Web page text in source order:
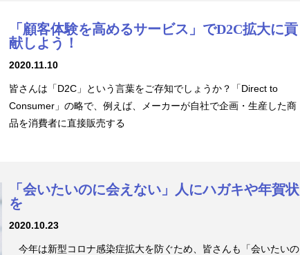
「顧客体験を高めるサービス」でD2C拡大に貢
献しよう！
2020.11.10
皆さんは「D2C」という言葉をご存知でしょうか？「Direct to
Consumer」の略で、例えば、メーカーが自社で企画・生産した商
品を消費者に直接販売する
「会いたいのに会えない」人にハガキや年賀状
を
2020.10.23
今年は新型コロナ感染症拡大を防ぐため、皆さんも「会いたいの